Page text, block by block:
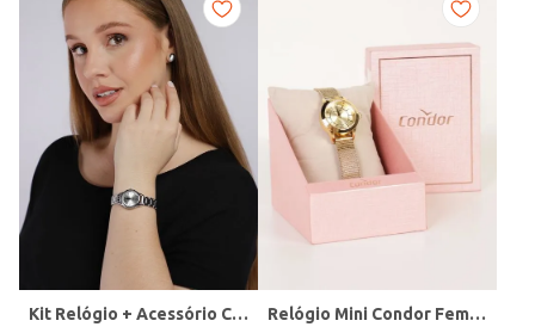
Kit Relógio + Acessório Condor Feminino PRATA Relógio Mini Condor Feminino DOURADO